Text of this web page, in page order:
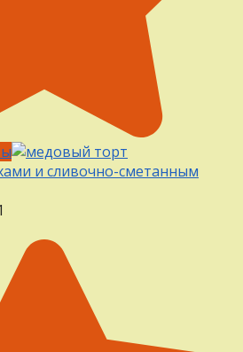
и сливочно-сметанным